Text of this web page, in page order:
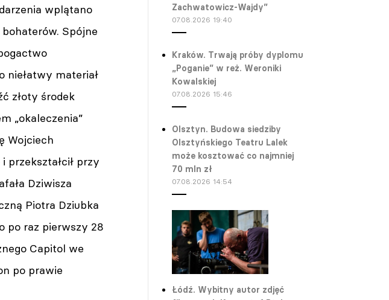
Zachwatowicz-Wajdy”
07.08.2026 19:40
Kraków. Trwają próby dyplomu
„Poganie” w reż. Weroniki
Kowalskiej
07.08.2026 15:46
Olsztyn. Budowa siedziby
Olsztyńskiego Teatru Lalek
może kosztować co najmniej
70 mln zł
07.08.2026 14:54
Łódź. Wybitny autor zdjęć
wplątano
Spójne
niełatwy materiał
złoty środek
„okaleczenia”
Wojciech
przekształcił przy
Dziwisza
Piotra Dziubka
po raz pierwszy 28
Capitol we
po prawie